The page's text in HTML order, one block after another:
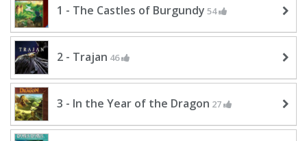
1 - The Castles of Burgundy 54
2 - Trajan 46
3 - In the Year of the Dragon 27